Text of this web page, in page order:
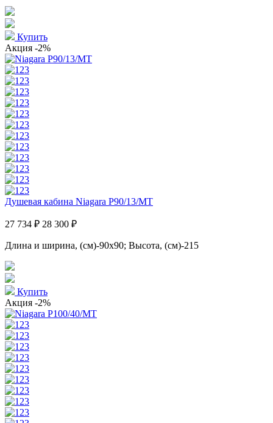
Купить
Акция -2%
Душевая кабина Niagara P90/13/MT
27 734 ₽ 28 300 ₽
Длина и ширина, (см)-90x90; Высота, (см)-215
Купить
Акция -2%